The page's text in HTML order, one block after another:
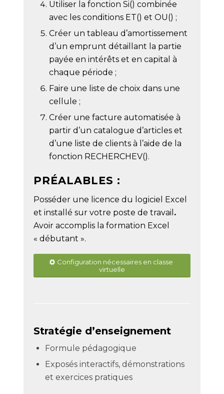
Utiliser la fonction Si() combinée
avec les conditions ET() et OU() ;
Créer un tableau d’amortissement
d’un emprunt détaillant la partie
payée en intérêts et en capital à
chaque période ;
Faire une liste de choix dans une
cellule ;
Créer une facture automatisée à
partir d’un catalogue d’articles et
d’une liste de clients à l’aide de la
fonction RECHERCHEV().
PRÉALABLES :
Posséder une licence du logiciel Excel
et installé sur votre poste de travail .
Avoir accomplis la formation Excel
« débutant ».
Configuration nécessaires en classe
virtuelle
Stratégie d’enseignement
Formule pédagogique
Exposés interactifs, démonstrations
et exercices pratiques